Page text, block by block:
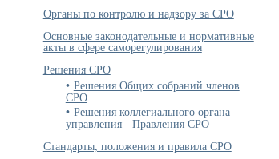
Органы по контролю и надзору за СРО
Основные законодательные и нормативные
акты в сфере саморегулирования
Решения СРО
Решения Общих собраний членов
СРО
Решения коллегиального органа
управления - Правления СРО
Стандарты, положения и правила СРО